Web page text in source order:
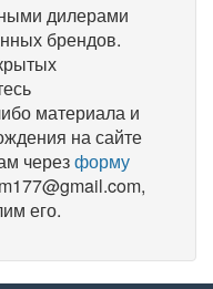
дилерами
брендов.
материала и
на сайте
черезформу
его.